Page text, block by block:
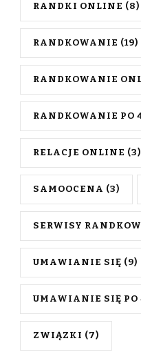
RANDKI ONLINE (8)
RANDKOWANIE (19)
RANDKOWANIE
RANDKOWANIE PO
RELACJE ONLINE (3)
SAMOOCENA (3)
SERWISY
UMAWIANIE SIĘ (9)
UMAWIANIE SIĘ PO
ZWIĄZKI (7)